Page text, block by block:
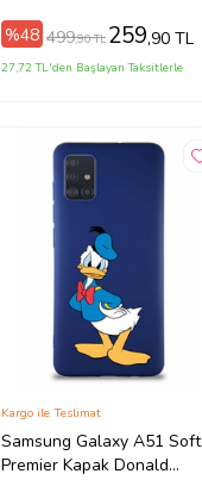
%48 499,90 TL 259,90 TL
27,72 TL'den Başlayan Taksitlerle
Samsung Galaxy A51 Soft
Premier Kapak Donald
Kargo ile Teslimat